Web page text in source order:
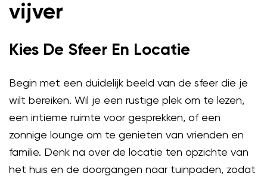
vijver
Kies De Sfeer En Locatie
Begin met een duidelijk beeld van de sfeer die je
wilt bereiken. Wil je een rustige plek om te lezen,
een intieme ruimte voor gesprekken, of een
zonnige lounge om te genieten van vrienden en
familie. Denk na over de locatie ten opzichte van
het huis en de doorgangen naar tuinpaden, zodat